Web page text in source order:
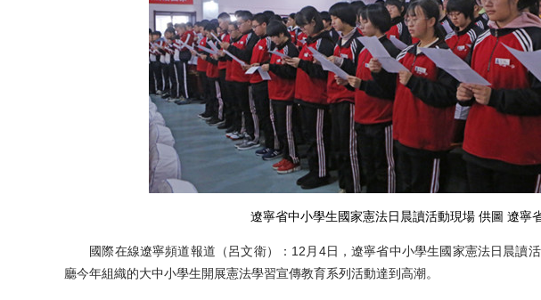
遼寧省中小學生國家憲法日晨讀活動現場 供圖 遼寧
國際在線遼寧頻道報道（呂文衛）：12月4日，遼寧省中小學生國家憲法日晨讀
廳今年組織的大中小學生開展憲法學習宣傳教育系列活動達到高潮。